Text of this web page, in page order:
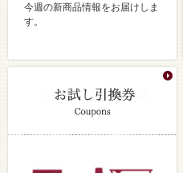
今週の新商品情報をお届けしま
す。